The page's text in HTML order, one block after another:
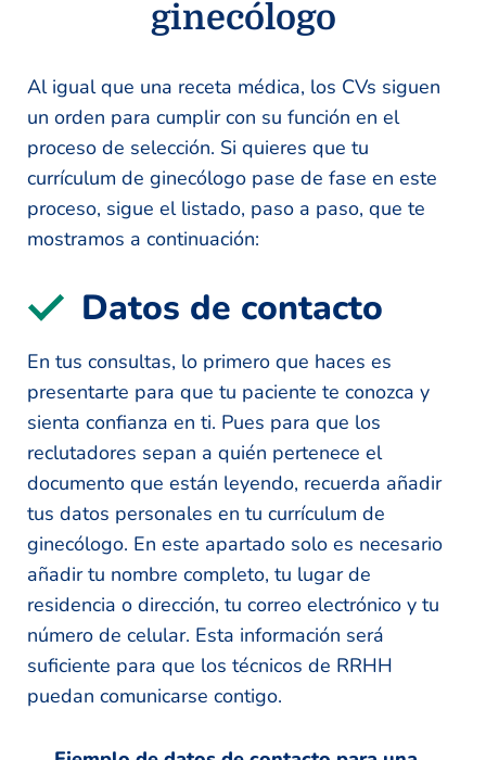
ginecólogo
Al igual que una receta médica, los CVs siguen
un orden para cumplir con su función en el
proceso de selección. Si quieres que tu
currículum de ginecólogo pase de fase en este
proceso, sigue el listado, paso a paso, que te
mostramos a continuación:
Datos de contacto
En tus consultas, lo primero que haces es
presentarte para que tu paciente te conozca y
sienta confianza en ti. Pues para que los
reclutadores sepan a quién pertenece el
documento que están leyendo, recuerda añadir
tus datos personales en tu currículum de
ginecólogo. En este apartado solo es necesario
añadir tu nombre completo, tu lugar de
residencia o dirección, tu correo electrónico y tu
número de celular. Esta información será
suficiente para que los técnicos de RRHH
puedan comunicarse contigo.